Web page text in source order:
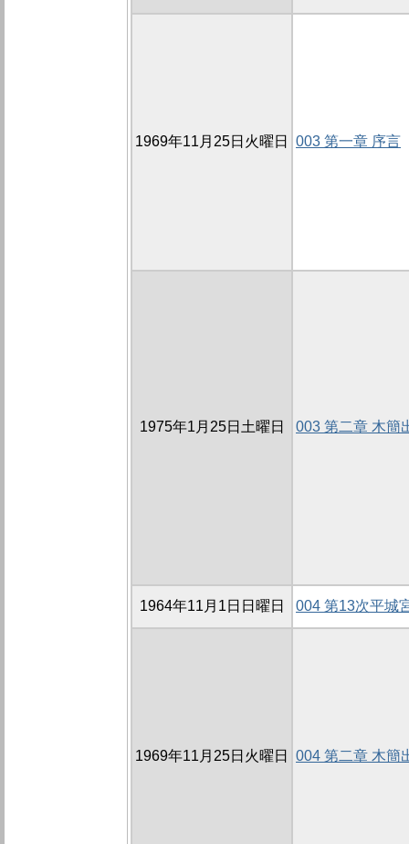
1969年11月25日火曜日 003 第一章 序言
1975年1月25日土曜日 003 第二章 木簡
1964年11月1日日曜日 004 第13次平城
1969年11月25日火曜日 004 第二章 木簡